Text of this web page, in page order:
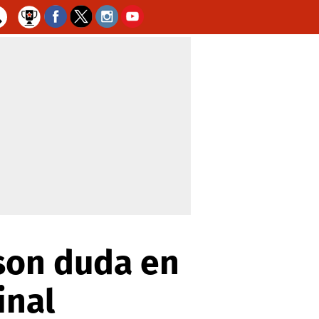
duda en